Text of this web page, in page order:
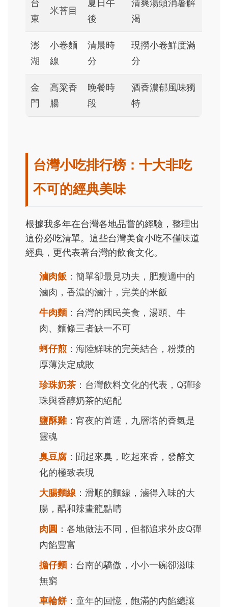
台
東
米苔目
夏日午
後
清爽湯頭消暑解
渴
澎
湖
小卷麵
線
清晨時
分
現撈小卷鮮度滿
分
金
門
高粱香
腸
晚餐時
段
酒香濃郁風味獨
特
台灣小吃排行榜：十大非吃
不可的經典美味
根據我多年在台灣各地品嘗的經驗，整理出
這份必吃清單。這些台灣美食小吃不僅味道
經典，更代表著台灣的飲食文化。
滷肉飯 ：簡單卻最見功夫，肥瘦適中的
滷肉，香濃的滷汁，完美的米飯
牛肉麵：台灣的國民美食，湯頭、牛
肉、麵條三者缺一不可
蚵仔煎：海陸鮮味的完美結合，粉漿的
厚薄決定成敗
珍珠奶茶：台灣飲料文化的代表，Q彈珍
珠與香醇奶茶的絕配
鹽酥雞：宵夜的首選，九層塔的香氣是
靈魂
臭豆腐：聞起來臭，吃起來香，發酵文
化的極致表現
大腸麵線 ：滑順的麵線，滷得入味的大
腸，醋和辣畫龍點睛
肉圓 ：各地做法不同，但都追求外皮Q彈
內餡豐富
擔仔麵：台南的驕傲，小小一碗卻滋味
無窮
車輪餅：童年的回憶，飽滿的內餡總讓